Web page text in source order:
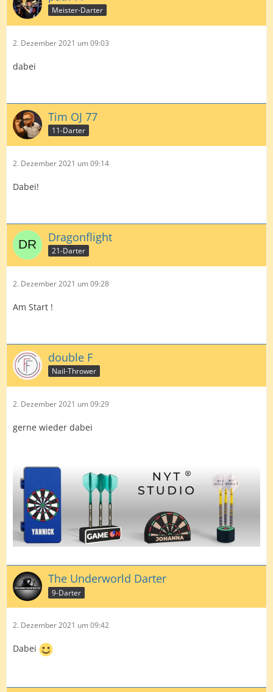
Meister-Darter
2. Dezember 2021 um 09:03
dabei
Tim OJ 77
11-Darter
2. Dezember 2021 um 09:14
Dabei!
Dragonflight
21-Darter
2. Dezember 2021 um 09:28
Am Start !
double F
Nail-Thrower
2. Dezember 2021 um 09:29
gerne wieder dabei
The Underworld Darter
9-Darter
2. Dezember 2021 um 09:42
Dabei